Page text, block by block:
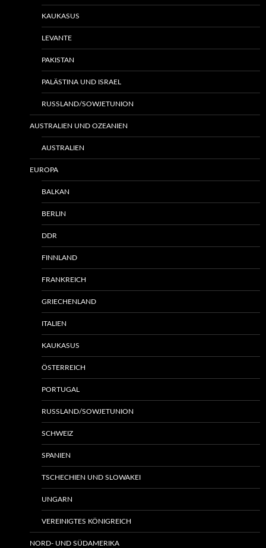
KAUKASUS
LEVANTE
PAKISTAN
PALÄSTINA UND ISRAEL
RUSSLAND/SOWJETUNION
AUSTRALIEN UND OZEANIEN
AUSTRALIEN
EUROPA
BALKAN
BERLIN
DDR
FINNLAND
FRANKREICH
GRIECHENLAND
ITALIEN
KAUKASUS
ÖSTERREICH
PORTUGAL
RUSSLAND/SOWJETUNION
SCHWEIZ
SPANIEN
TSCHECHIEN UND SLOWAKEI
UNGARN
VEREINIGTES KÖNIGREICH
NORD- UND SÜDAMERIKA